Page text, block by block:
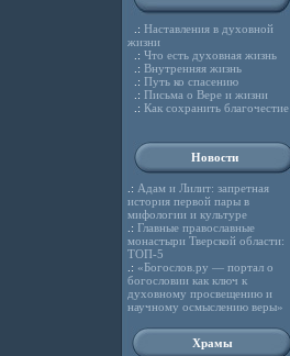
.: Наставления в духовной
жизни
.: Что есть духовная жизнь
.: Внутренняя жизнь
.: Путь ко спасению
.: Письма о Вере и жизни
.: Как сохранить благочестие
Новости
.: Адам и Лилит: запретная
история первой пары в
мифологии и культуре
.: Главные православные
монастыри Тверской области:
ТОП-5
.: «Богослов.ру — портал о
богословии как ключ к
духовному просвещению и
научному осмыслению веры»
Храмы